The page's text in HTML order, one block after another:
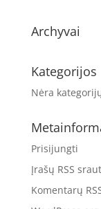
Archyvai
Kategorijos
Nėra
Prisijungti
Įrašų RSS
Komentarų